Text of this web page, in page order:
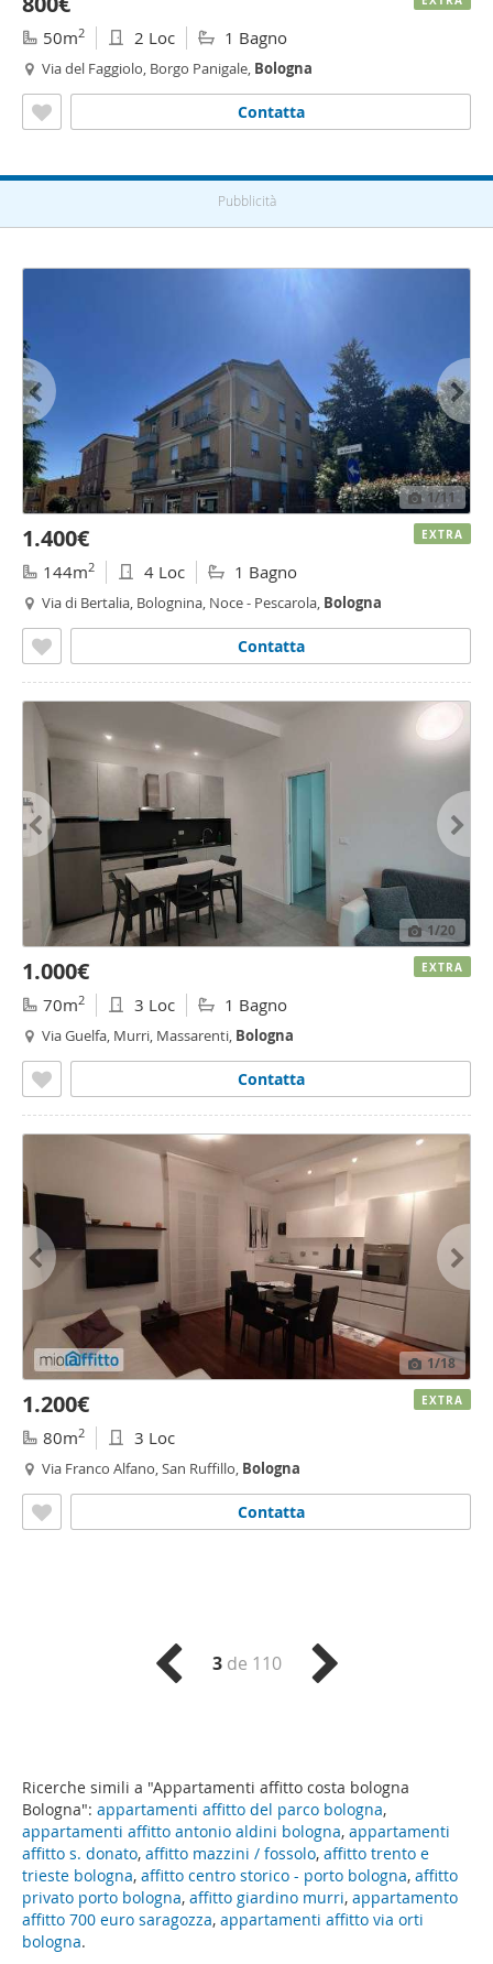
Ricerche simili a "Appartamenti affitto costa bologna
Bologna": appartamenti affitto del parco bologna,
appartamenti affitto antonio aldini bologna, appartamenti
affitto s. donato, affitto mazzini / fossolo, affitto trento e
trieste bologna, affitto centro storico - porto bologna, affitto
privato porto bologna, affitto giardino murri, appartamento
affitto 700 euro saragozza, appartamenti affitto via orti
bologna.
50m2 2 Loc 1 Bagno
Via del Faggiolo, Borgo Panigale, Bologna
Contatta
Pubblicità
1/11
1.400€
144m2 4 Loc 1 Bagno
Via di Bertalia, Bolognina, Noce - Pescarola, Bologna
Contatta
EXTRA
1/20
1.000€
70m2 3 Loc 1 Bagno
Via Guelfa, Murri, Massarenti, Bologna
Contatta
EXTRA
1/18
1.200€
80m2 3 Loc
Via Franco Alfano, San Ruffillo, Bologna
Contatta
EXTRA
3de 110